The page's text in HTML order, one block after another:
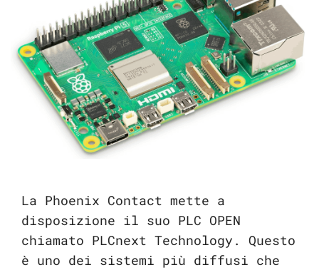
La Phoenix Contact mette a
disposizione il suo PLC OPEN
chiamato PLCnext Technology. Questo
è uno dei sistemi più diffusi che